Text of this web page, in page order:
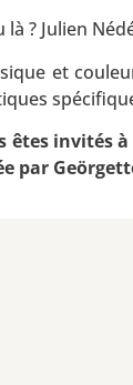
là ? Julien
et
êtes invités
par